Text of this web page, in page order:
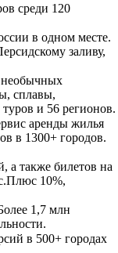
среди 120
в одном месте.
заливу,
необычных
сплавы,
и 56 регионов.
аренды жилья
в 1300+ городов.
а также билетов на
10%,
1,7 млн
в 500+ городах